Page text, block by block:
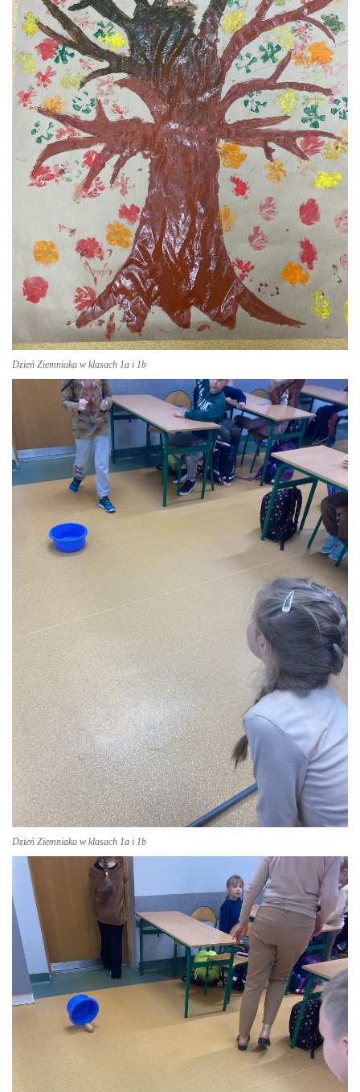
Dzień Ziemniaka w klasach 1a i 1b
Dzień Ziemniaka w klasach 1a i 1b